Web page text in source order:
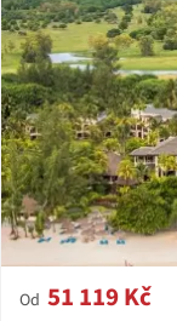
Od 51 119 Kč